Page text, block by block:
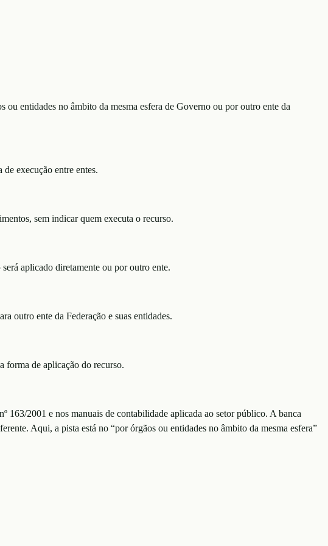
ou entidades no âmbito da mesma esfera de Governo ou por outro ente da
execução entre entes.
sem indicar quem executa o recurso.
aplicado diretamente ou por outro ente.
outro ente da Federação e suas entidades.
forma de aplicação do recurso.
163/2001 e nos manuais de contabilidade aplicada ao setor público. A banca
Aqui, a pista está no “por órgãos ou entidades no âmbito da mesma esfera”